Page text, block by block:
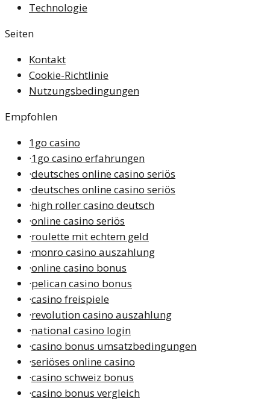
Technologie
Seiten
Kontakt
Cookie-Richtlinie
Nutzungsbedingungen
Empfohlen
1go casino
·1go casino erfahrungen
·deutsches online casino seriös
·deutsches online casino seriös
·high roller casino deutsch
·online casino seriös
·roulette mit echtem geld
·monro casino auszahlung
·online casino bonus
·pelican casino bonus
·casino freispiele
·revolution casino auszahlung
·national casino login
·casino bonus umsatzbedingungen
·seriöses online casino
·casino schweiz bonus
·casino bonus vergleich